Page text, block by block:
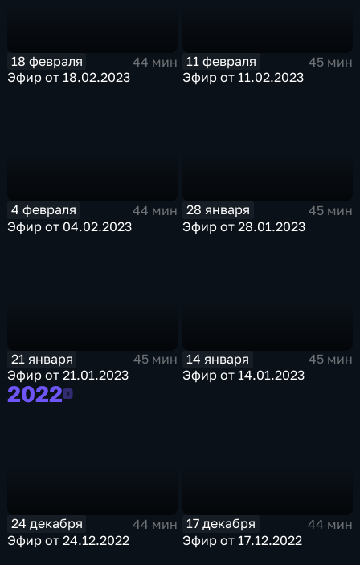
18 февраля
44 мин
Эфир от 18.02.2023
11 февраля
45 мин
Эфир от 11.02.2023
4 февраля
44 мин
Эфир от 04.02.2023
28 января
45 мин
Эфир от 28.01.2023
21 января
45 мин
Эфир от 21.01.2023
14 января
45 мин
Эфир от 14.01.2023
20222022
24 декабря
44 мин
Эфир от 24.12.2022
17 декабря
44 мин
Эфир от 17.12.2022